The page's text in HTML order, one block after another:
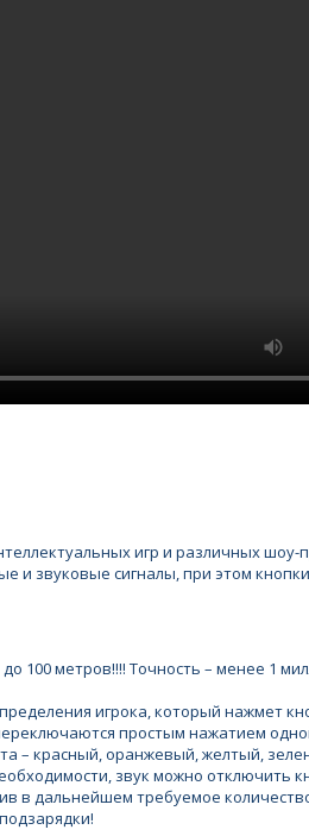
игр и различных
звуковые сигналы, при этом
100 метров!!!! Точность – менее 1
игрока, который нажмет
простым нажатием
– красный, оранжевый, желтый,
звук можно отключить
в дальнейшем требуемое